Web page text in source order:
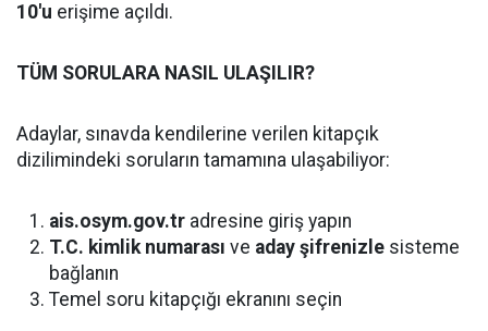
10'u erişime açıldı.
TÜM SORULARA NASIL ULAŞILIR?
Adaylar, sınavda kendilerine verilen kitapçık
dizilimindeki soruların tamamına ulaşabiliyor:
ais.osym.gov.tr adresine giriş yapın
T.C. kimlik numarası ve aday şifrenizle sisteme
bağlanın
Temel soru kitapçığı ekranını seçin